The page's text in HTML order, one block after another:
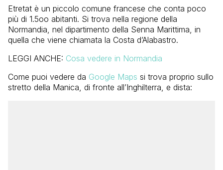
Etretat è un piccolo comune francese che conta poco
più di 1.5oo abitanti. Si trova nella regione della
Normandia, nel dipartimento della Senna Marittima, in
quella che viene chiamata la Costa d’Alabastro.
LEGGI ANCHE: Cosa vedere in Normandia
Come puoi vedere da Google Maps si trova proprio sullo
stretto della Manica, di fronte all’Inghilterra, e dista: